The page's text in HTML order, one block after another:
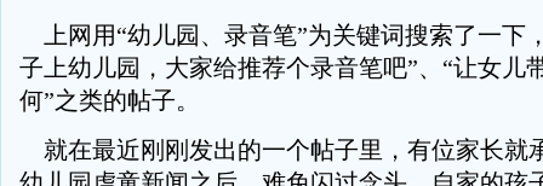
上网用“幼儿园、录音笔”为关键词搜索了一下
子上幼儿园，大家给推荐个录音笔吧”、“让女儿
何”之类的帖子。
就在最近刚刚发出的一个帖子里，有位家长就